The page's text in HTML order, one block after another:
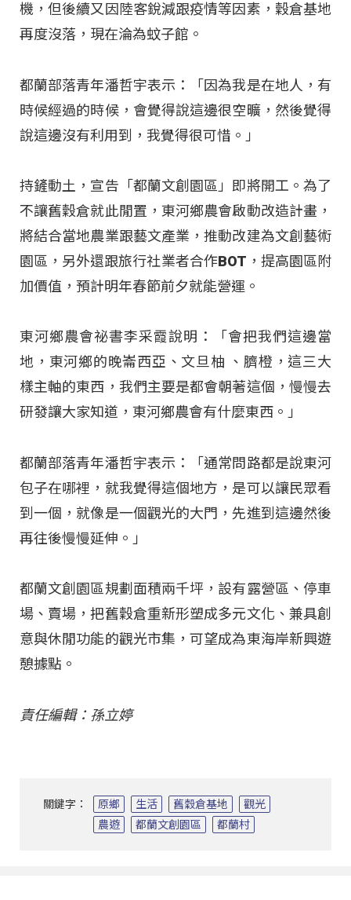
機，但後續又因陸客銳減跟疫情等因素，穀倉基地
再度沒落，現在淪為蚊子館。
都蘭部落青年潘哲宇表示：「因為我是在地人，有
時候經過的時候，會覺得說這邊很空曠，然後覺得
說這邊沒有利用到，我覺得很可惜。」
持鏟動土，宣告「都蘭文創園區」即將開工。為了
不讓舊穀倉就此閒置，東河鄉農會啟動改造計畫，
將結合當地農業跟藝文產業，推動改建為文創藝術
園區，另外還跟旅行社業者合作BOT，提高園區附
加價值，預計明年春節前夕就能營運。
東河鄉農會祕書李采霞說明：「會把我們這邊當
地，東河鄉的晚崙西亞、文旦柚 、臍橙，這三大
樣主軸的東西，我們主要是都會朝著這個，慢慢去
研發讓大家知道，東河鄉農會有什麼東西。」
都蘭部落青年潘哲宇表示：「通常問路都是說東河
包子在哪裡，就我覺得這個地方，是可以讓民眾看
到一個，就像是一個觀光的大門，先進到這邊然後
再往後慢慢延伸。」
都蘭文創園區規劃面積兩千坪，設有露營區、停車
場、賣場，把舊穀倉重新形塑成多元文化、兼具創
意與休閒功能的觀光市集，可望成為東海岸新興遊
憩據點。
責任編輯：孫立婷
關鍵字： 原鄉 生活 舊穀倉基地
觀光
農遊
都蘭文創園區 都蘭村